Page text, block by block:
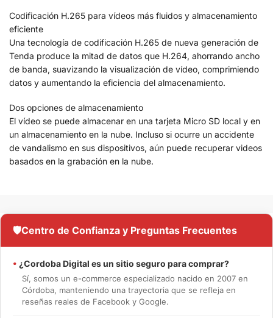
Codificación H.265 para vídeos más fluidos y almacenamiento
eficiente
Una tecnología de codificación H.265 de nueva generación de
Tenda produce la mitad de datos que H.264, ahorrando ancho
de banda, suavizando la visualización de vídeo, comprimiendo
datos y aumentando la eficiencia del almacenamiento.
Dos opciones de almacenamiento
El vídeo se puede almacenar en una tarjeta Micro SD local y en
un almacenamiento en la nube. Incluso si ocurre un accidente
de vandalismo en sus dispositivos, aún puede recuperar videos
basados en la grabación en la nube.
🛡️Centro de Confianza y Preguntas Frecuentes
• ¿Cordoba Digital es un sitio seguro para comprar?
Sí, somos un e-commerce especializado nacido en 2007 en
Córdoba, manteniendo una trayectoria que se refleja en
reseñas reales de Facebook y Google.